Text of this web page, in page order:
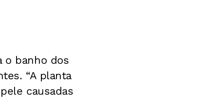
o banho dos
“A planta
causadas